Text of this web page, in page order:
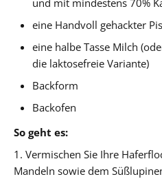
eine Handvoll gehackter
eine halbe Tasse Milch
die laktosefreie Variante)
Backform
Backofen
So geht es:
1. Vermischen Sie Ihre
Mandeln sowie dem